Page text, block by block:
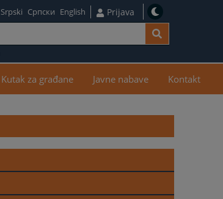
Srpski Српски English Prijava
Kutak za građane Javne nabave Kontakt